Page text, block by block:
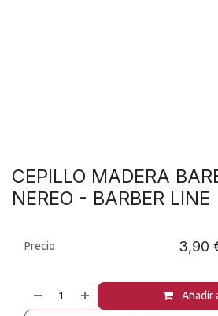
CEPILLO MADERA
NEREO - BARBER LINE
Añadir
Precio 3,90